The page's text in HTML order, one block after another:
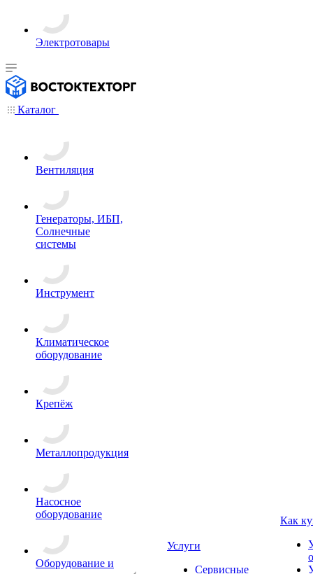
Электротовары
Каталог
Вентиляция
Генераторы, ИБП,
Солнечные
системы
Инструмент
Климатическое
оборудование
Крепёж
Металлопродукция
Насосное
оборудование
Оборудование и
Услуги
Сервисные
Как